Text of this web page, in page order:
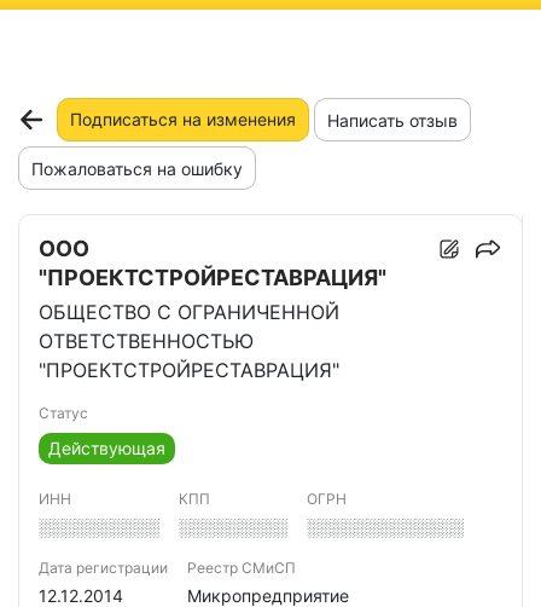
Подписаться на изменения Написать отзыв
Пожаловаться на ошибку
ООО
"ПРОЕКТСТРОЙРЕСТАВРАЦИЯ"
ОБЩЕСТВО С ОГРАНИЧЕННОЙ
ОТВЕТСТВЕННОСТЬЮ
"ПРОЕКТСТРОЙРЕСТАВРАЦИЯ"
Статус
Действующая
ИНН
░░░░░░░░░░
КПП
░░░░░░░░░
ОГРН
░░░░░░░░░░░░░
Дата регистрации
12.12.2014
Реестр СМиСП
Микропредприятие